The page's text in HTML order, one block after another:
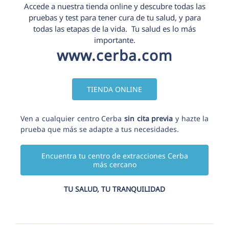
Accede a nuestra tienda online y descubre todas las
pruebas y test para tener cura de tu salud, y para
todas las etapas de la vida. Tu salud es lo más
importante.
www.cerba.com
TIENDA ONLINE
Ven a cualquier centro Cerba sin cita previa y hazte la
prueba que más se adapte a tus necesidades.
Encuentra tu centro de extracciones Cerba
más cercano
TU SALUD, TU TRANQUILIDAD